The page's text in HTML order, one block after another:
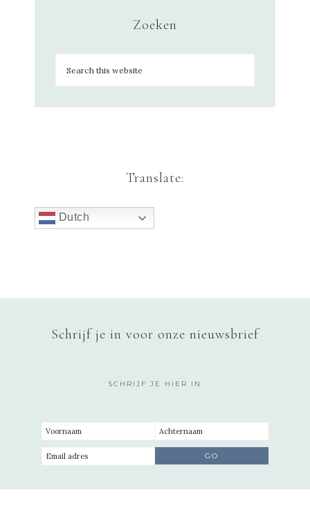
Zoeken
Translate:
Dutch
Schrijf je in voor onze nieuwsbrief
SCHRIJF JE HIER IN